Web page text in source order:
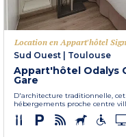
Location en Appart'hôtel
Sud Ouest
Toulouse
Appart'hôtel Odalys
Gare
D'architecture traditionnelle, cet
hébergements proche centre